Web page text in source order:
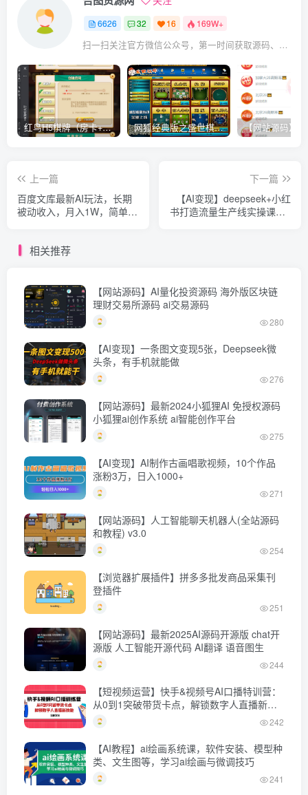
6626 32 16 169W+
扫一扫关注官方微信公众号，第一时间获取源码、网赚项目资源教程，自媒体等知识干货，让互联网创业赚钱更简单。
红鸟H5棋牌（房卡+金币）全套双模式游戏源码 网狐经典版之盛世棋牌完整游戏源码（包含文档、架设教程、网站、源代码等）
上一篇
百度文库最新AI玩法，长期
被动收入，月入1W，简单天
下一篇
【AI变现】deepseek+小红
书打造流量生产线实操课，0
相关推荐
【网站源码】AI量化投资源码 海外版区块链
理财交易所源码 ai交易源码
280
【AI变现】一条图文变现5张，Deepseek微
头条，有手机就能做
276
【网站源码】最新2024小狐狸AI 免授权源码
小狐狸ai创作系统 ai智能创作平台
275
【AI变现】AI制作古画唱歌视频，10个作品
涨粉3万，日入1000+
271
【网站源码】人工智能聊天机器人(全站源码
和教程) v3.0
254
【浏览器扩展插件】拼多多批发商品采集刊
登插件
251
【网站源码】最新2025AI源码开源版 chat开
源版 人工智能开源代码 AI翻译 语音图生
244
【短视频运营】快手&视频号AI口播特训营：
从0到1突破带货卡点，解锁数字人直播新技
能
242
【AI教程】ai绘画系统课，软件安装、模型种
类、文生图等，学习ai绘画与微调技巧
241